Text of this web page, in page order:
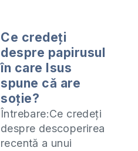
Ce credeți
despre papirusul
în care Isus
spune că are
soție?
Întrebare:Ce credeți
despre descoperirea
recentă a unui